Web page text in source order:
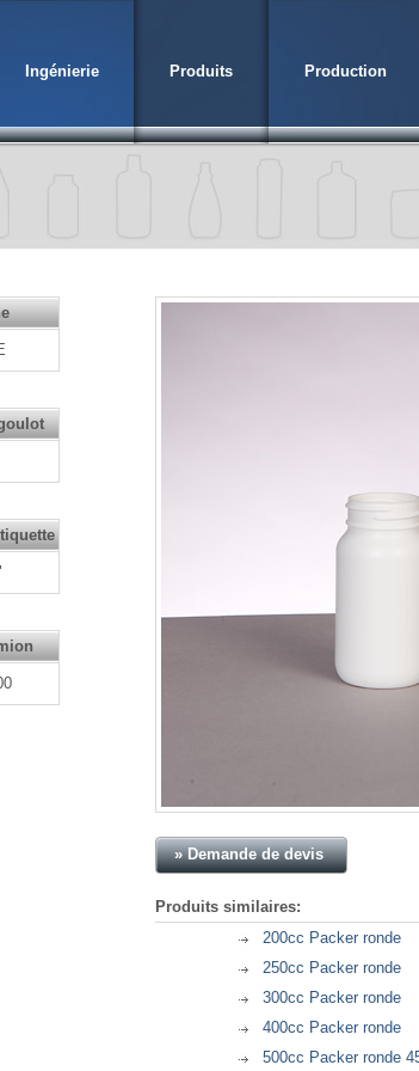
Production
Produits
Ingénierie
» Demande de devis
Produits similaires:
200cc Packer ronde
250cc Packer ronde
300cc Packer ronde
400cc Packer ronde
500cc Packer ronde